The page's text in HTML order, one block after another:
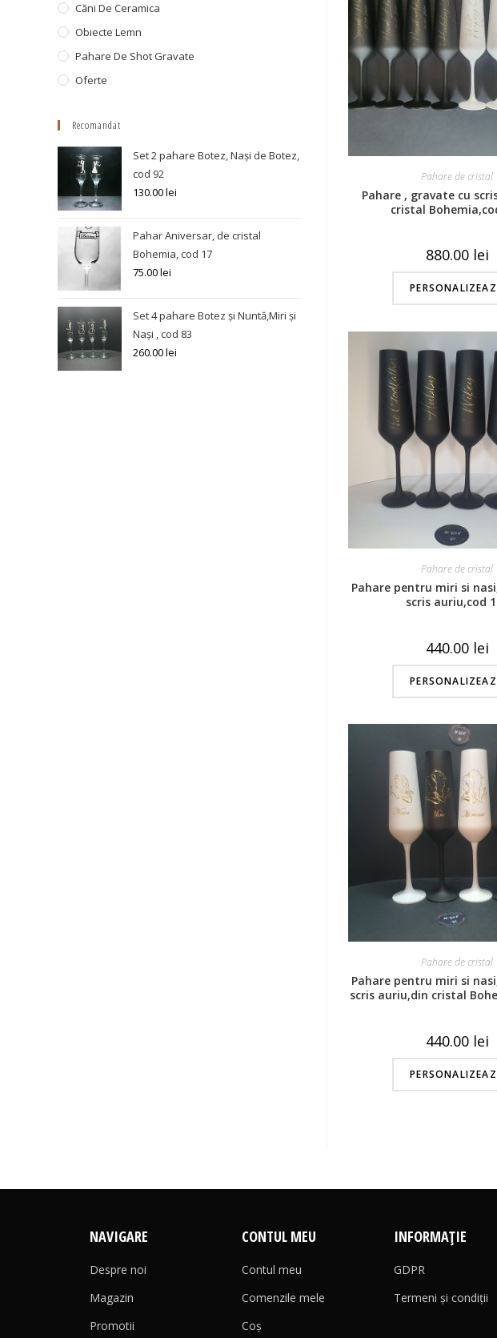
Pahare de cristal
Pahare , gravate cu
cristal
880.00 lei
Pahare de cristal
Pahare pentru miri si
scris auriu,cod
440.00 lei
Pahare de cristal
Pahare pentru miri si
scris auriu,din cristal
440.00 lei
Căni De Ceramica
Obiecte Lemn
Pahare De Shot Gravate
Oferte
Recomandat
Set 2 pahare Botez, Nași de Botez,
cod 92
130.00lei
Pahar Aniversar, de cristal
Bohemia, cod 17
75.00lei
Set 4 pahare Botez și Nuntă,Miri și
Nași , cod 83
260.00lei
NAVIGARE
Despre noi
Magazin
Promotii
CONTUL MEU
Contul meu
Comenzile mele
Coş
INFORMAȚIE
GDPR
Termeni și condiții